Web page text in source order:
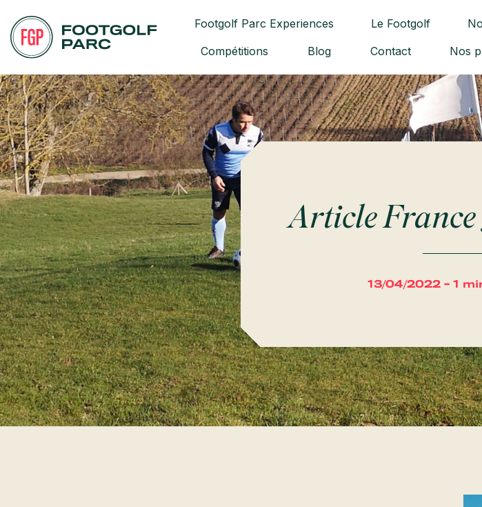
Footgolf Parc Experiences Le Footgolf
Compétitions
Blog Contact Nos
Article
13/04/2022 - 1